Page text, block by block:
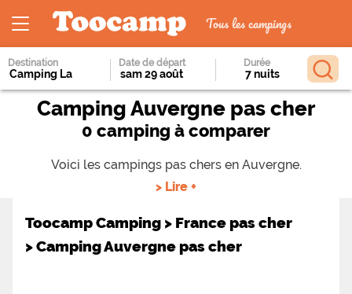
Tous les campings
Destination Date de départ Durée
Camping Auvergne pas cher
0 camping à comparer
Voici les campings pas chers en Auvergne.
> Lire +
Toocamp Camping > France pas cher
>Camping Auvergne pas cher